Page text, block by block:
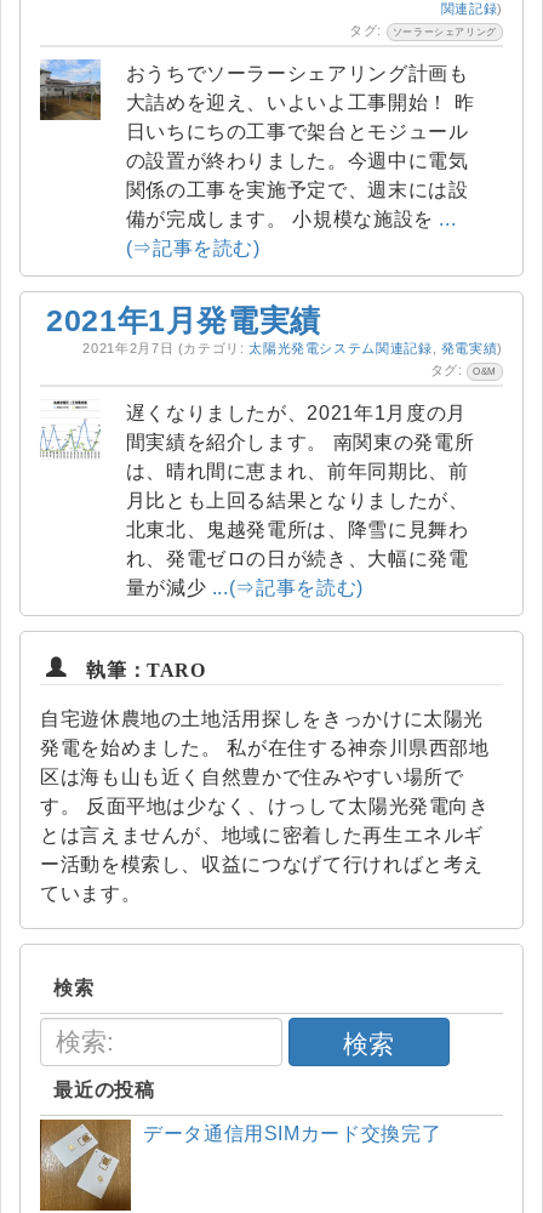
関連記録)
タグ:
ソーラーシェアリング
おうちでソーラーシェアリング計画も
大詰めを迎え、いよいよ工事開始！ 昨
日いちにちの工事で架台とモジュール
の設置が終わりました。今週中に電気
関係の工事を実施予定で、週末には設
備が完成します。 小規模な施設を ...
(⇒記事を読む)
2021年1月発電実績
2021年2月7日 (カテゴリ:太陽光発電システム関連記録 発電実績)
タグ:
O&M
遅くなりましたが、2021年1月度の月
間実績を紹介します。 南関東の発電所
は、晴れ間に恵まれ、前年同期比、前
月比とも上回る結果となりましたが、
北東北、鬼越発電所は、降雪に見舞わ
れ、発電ゼロの日が続き、大幅に発電
量が減少 ...(⇒記事を読む)
執筆：TARO
自宅遊休農地の土地活用探しをきっかけに太陽光
発電を始めました。 私が在住する神奈川県西部地
区は海も山も近く自然豊かで住みやすい場所で
す。 反面平地は少なく、けっして太陽光発電向き
とは言えませんが、地域に密着した再生エネルギ
ー活動を模索し、収益につなげて行ければと考え
ています。
検索
検索
最近の投稿
データ通信用SIMカード交換完了